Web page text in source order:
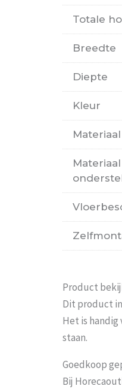
Totale
Breedte
Diepte
Kleur
Materiaal
Product
Dit product
Het is
staan.
Goedkoop
Bij